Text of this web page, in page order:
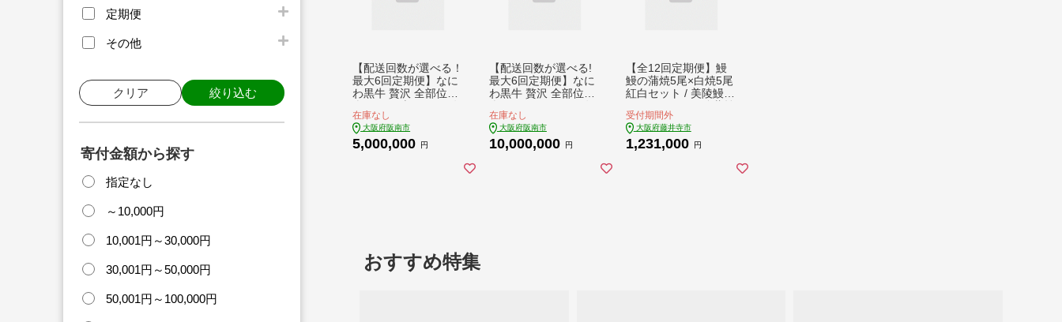
定期便
その他
クリア 絞り込む
寄付金額から探す
指定なし
～10,000円
10,001円～30,000円
30,001円～50,000円
50,001円～100,000円
【配送回数が選べる！
最大6回定期便】なに
わ黒牛 贅沢 全部位が
重量約79,700g ｜ ブ
ランド牛 和牛 牛 丸ご
と 食べ尽くし 半頭 希
在庫なし
大阪府阪南市
5,000,000 円
【配送回数が選べる!
最大6回定期便】なに
わ黒牛 贅沢 全部位が
重量約159,400g ｜ ブ
ランド牛 和牛 牛 丸ご
と 食べ尽くし 一頭 希
在庫なし
大阪府阪南市
10,000,000 円
【全12回定期便】鰻
鰻の蒲焼5尾×白焼5尾
紅白セット / 美陵鰻
蒲焼き かば焼き かば
やき 白焼き 白焼 しろ
やき しらやき 特大 肉
受付期間外
大阪府藤井寺市
1,231,000 円
おすすめ特集